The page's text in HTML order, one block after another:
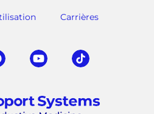
Carrières